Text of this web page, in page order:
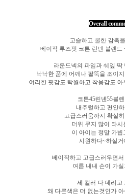
Overall
고슬하고 쿨한 감촉
베이직 루즈핏 코튼 린넨 블렌드
라운드넥의 파임과 쉐잎 딱
낙낙한 품에 어깨나 팔뚝을 조이
여리한 핏감도 탁월하고 착용감도
코튼45린넨55블
내추럴하고 편안
고급스러움까지 확실
더위 무지 많이 타시
이 아이는 정말 가볍
시원하다~하실거
베이직하고 고급스러우면
여름 내내 손이 가
세 컬러 다 데리고
왜 다른색은 더 없는것인가